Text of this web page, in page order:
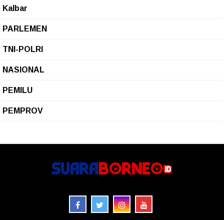
Kalbar
PARLEMEN
TNI-POLRI
NASIONAL
PEMILU
PEMPROV